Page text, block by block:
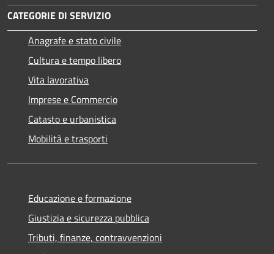
CATEGORIE DI SERVIZIO
Anagrafe e stato civile
Cultura e tempo libero
Vita lavorativa
Imprese e Commercio
Catasto e urbanistica
Mobilità e trasporti
Educazione e formazione
Giustizia e sicurezza pubblica
Tributi, finanze, contravvenzioni